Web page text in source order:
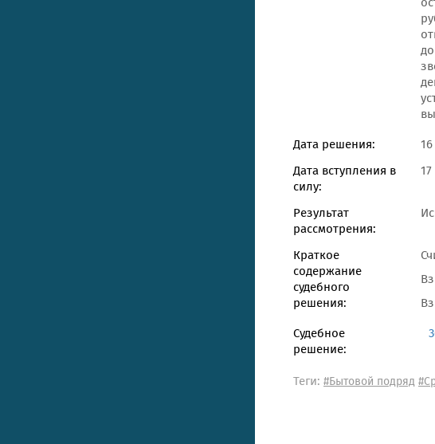
Дата решения:
Дата вступления в
силу:
Результат
рассмотрения:
Краткое
содержание
судебного
решения:
Судебное
решение:
Теги: #Бытовой подряд